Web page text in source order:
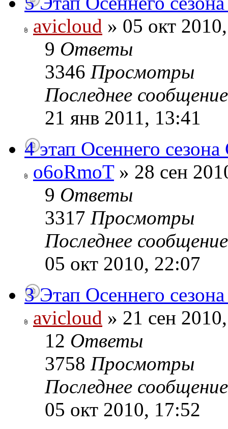
avicloud » 05 окт
9 Ответы
3346 Просмотры
Последнее
21 янв 2011, 13:41
4 этап Осеннего
o6oRmoT» 28 сен
9 Ответы
3317 Просмотры
Последнее
05 окт 2010, 22:07
3 Этап Осеннего
avicloud » 21 сен
12 Ответы
3758 Просмотры
Последнее
05 окт 2010, 17:52